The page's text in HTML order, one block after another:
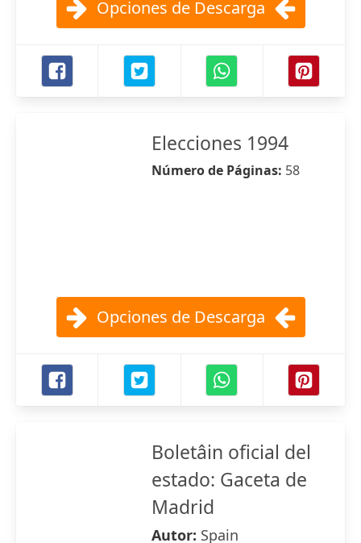
Opciones de Descarga
Elecciones 1994
Número de Páginas: 58
Opciones de Descarga
Boletâin oficial del
estado: Gaceta de
Madrid
Autor: Spain